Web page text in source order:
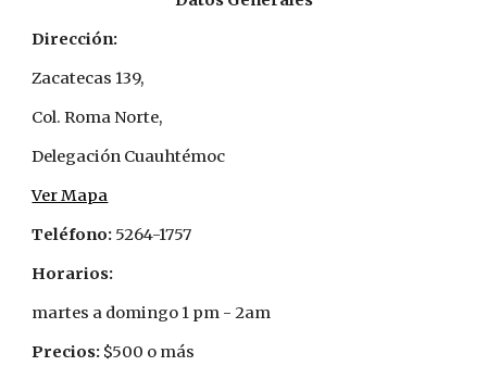
Dirección:
Zacatecas 139,
Col. Roma Norte,
Delegación Cuauhtémoc
Ver Mapa
Teléfono: 5264-1757
Horarios:
martes a domingo 1 pm - 2am
Precios: $500 o más